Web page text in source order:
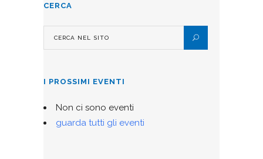
CERCA
I PROSSIMI EVENTI
Non ci sono eventi
guarda tutti gli eventi